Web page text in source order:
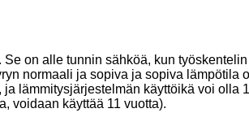
on alle tunnin sähköä, kun
normaali ja sopiva ja sopiva lämpötila
lämmitysjärjestelmän käyttöikä voi olla
voidaan käyttää 11 vuotta).